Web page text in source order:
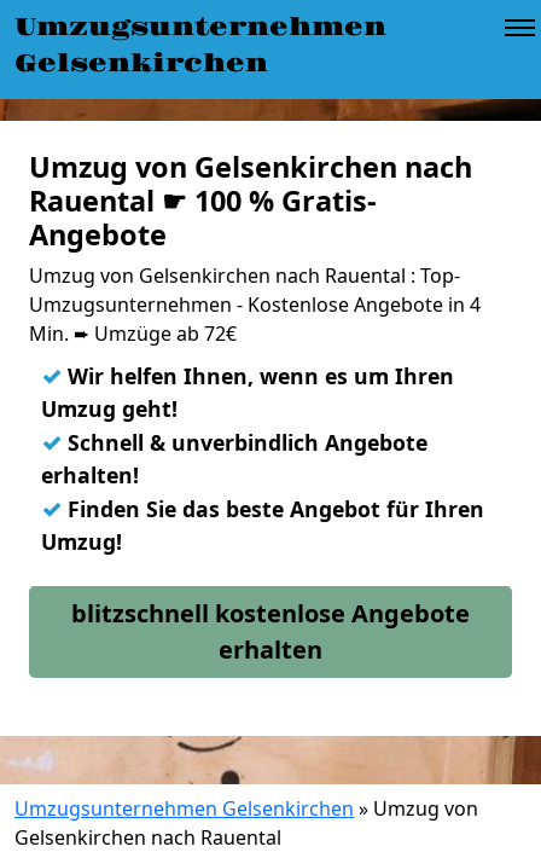
Umzugsunternehmen
Gelsenkirchen
Umzug von Gelsenkirchen nach
Rauental ☛ 100 % Gratis-
Angebote
Umzug von Gelsenkirchen nach Rauental : Top-
Umzugsunternehmen - Kostenlose Angebote in 4
Min. ➨ Umzüge ab 72€
✓ Wir helfen Ihnen, wenn es um Ihren
Umzug geht!
✓ Schnell & unverbindlich Angebote
erhalten!
✓ Finden Sie das beste Angebot für Ihren
Umzug!
blitzschnell kostenlose Angebote
erhalten
Umzugsunternehmen Gelsenkirchen » Umzug von
Gelsenkirchen nach Rauental